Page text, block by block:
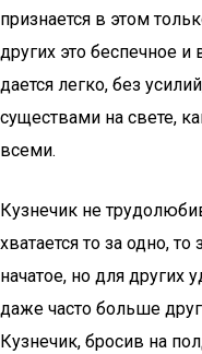
признается в этом
других это беспечное
дается легко, без
существами на свете,
всеми.
Кузнечик не
хватается то за одно,
начатое, но для других
даже часто больше
Кузнечик, бросив на